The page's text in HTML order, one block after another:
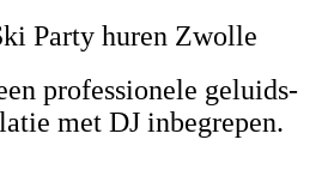
Party huren Zwolle
professionele geluids-
met DJ inbegrepen.